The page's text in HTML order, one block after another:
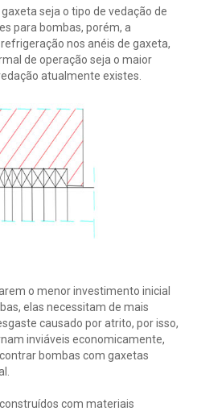
seja o tipo de vedação de
para bombas, porém, a
nos anéis de gaxeta,
de operação seja o maior
atualmente existes.
o menor investimento inicial
elas necessitam de mais
causado por atrito, por isso,
inviáveis economicamente,
bombas com gaxetas
com materiais